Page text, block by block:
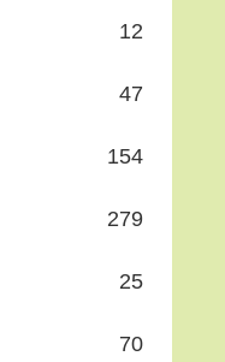
12
47
154
279
25
70